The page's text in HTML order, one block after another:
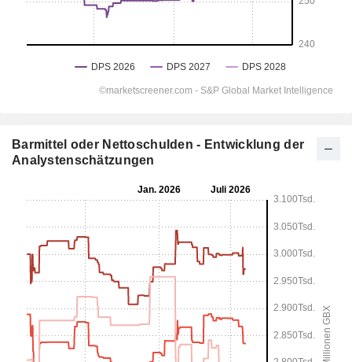
Barmittel oder Nettoschulden - Entwicklung der
Analystenschätzungen